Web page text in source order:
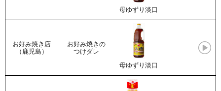
母ゆずり淡口
お好み焼き店
（鹿児島）
お好み焼きの
つけダレ
母ゆずり淡口